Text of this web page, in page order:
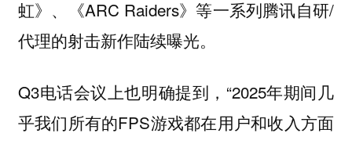
虹》、《ARC Raiders》等一系列腾讯自研/
代理的射击新作陆续曝光。
Q3电话会议上也明确提到，“2025年期间几
乎我们所有的FPS游戏都在用户和收入方面